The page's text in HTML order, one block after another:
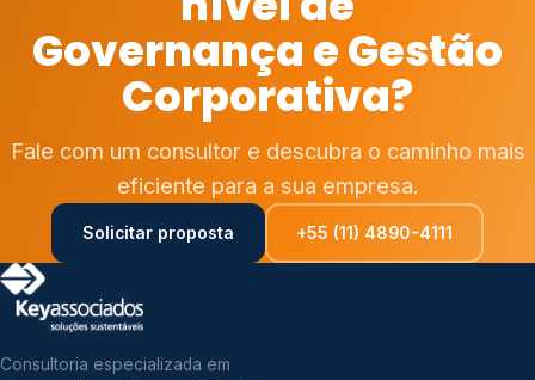
Governança e Gestão
Corporativa?
Fale com um consultor e descubra o caminho mais
eficiente para a sua empresa.
Solicitar proposta +55 (11) 4890-4111
Consultoria especializada em